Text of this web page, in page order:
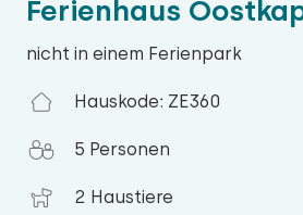
Ferienhaus
nicht in einem Ferienpark
Hauskode: ZE360
5 Personen
2 Haustiere